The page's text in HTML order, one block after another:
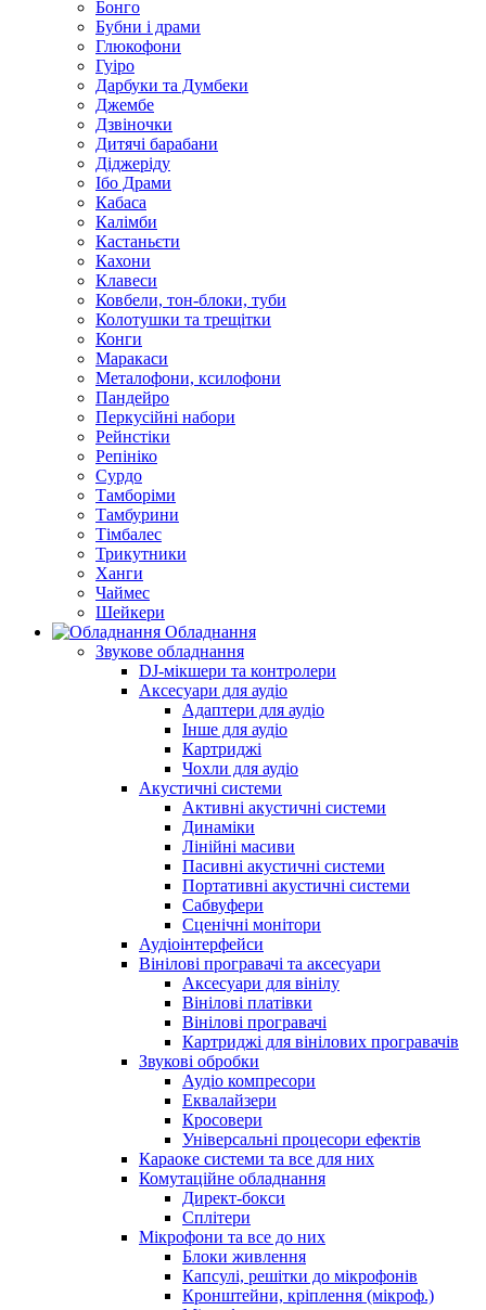
Бонго
Бубни і драми
Глюкофони
Гуіро
Дарбуки та Думбеки
Джембе
Дзвіночки
Дитячі барабани
Діджеріду
Ібо Драми
Кабаса
Калімби
Кастаньєти
Кахони
Клавеси
Ковбели, тон-блоки, туби
Колотушки та трещітки
Конги
Маракаси
Металофони, ксилофони
Пандейро
Перкусійні набори
Рейнстіки
Репініко
Сурдо
Тамборіми
Тамбурини
Тімбалес
Трикутники
Ханги
Чаймес
Шейкери
Обладнання
Звукове обладнання
DJ-мікшери та контролери
Аксесуари для аудіо
Адаптери для аудіо
Інше для аудіо
Картриджі
Чохли для аудіо
Акустичні системи
Активні акустичні системи
Динаміки
Лінійні масиви
Пасивні акустичні системи
Портативні акустичні системи
Сабвуфери
Сценічні монітори
Аудіоінтерфейси
Вінілові програвачі та аксесуари
Аксесуари для вінілу
Вінілові платівки
Вінілові програвачі
Картриджі для вінілових програвачів
Звукові обробки
Аудіо компресори
Еквалайзери
Кросовери
Універсальні процесори ефектів
Караоке системи та все для них
Комутаційне обладнання
Директ-бокси
Сплітери
Мікрофони та все до них
Блоки живлення
Капсулі, решітки до мікрофонів
Кронштейни, кріплення (мікроф.)